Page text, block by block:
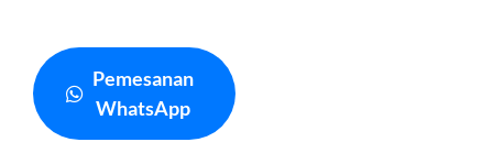
Pemesanan
WhatsApp